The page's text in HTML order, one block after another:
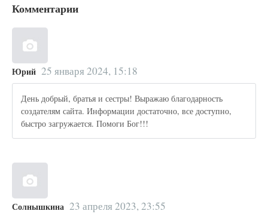
Комментарии
Юрий 25 января 2024, 15:18
День добрый, братья и сестры! Выражаю благодарность
создателям сайта. Информации достаточно, все доступно,
быстро загружается. Помоги Бог!!!
Солнышкина 23 апреля 2023, 23:55